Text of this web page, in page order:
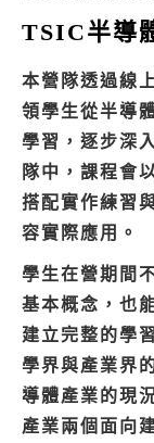
TSIC半導
本營隊透過線
領學生從半導
學習，逐步深
隊中，課程會
搭配實作練習
容實際應用。
學生在營期間
基本概念，也
建立完整的學
學界與產業界
導體產業的現
產業兩個面向